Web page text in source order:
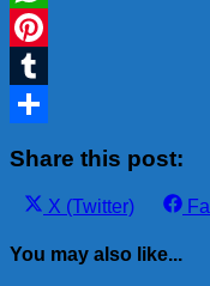
WhatsApp
Pinterest
Tumblr
Share this post:
Share
X (Twitter)
You may also like...